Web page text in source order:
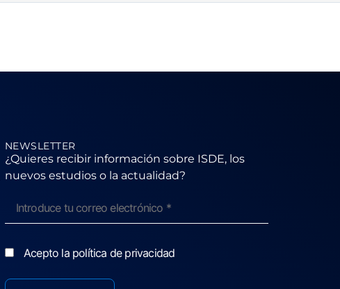
NEWSLETTER
¿Quieres recibir información sobre ISDE, los
nuevos estudios o la actualidad?
Acepto la política de privacidad